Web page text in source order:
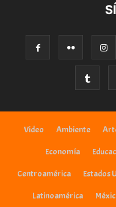
Video Ambiente
Economía
Centroamérica Estados
Latinoamérica